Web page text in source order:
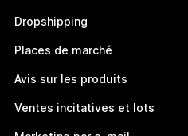
Dropshipping
Places de marché
Avis sur les produits
Ventes incitatives et lots